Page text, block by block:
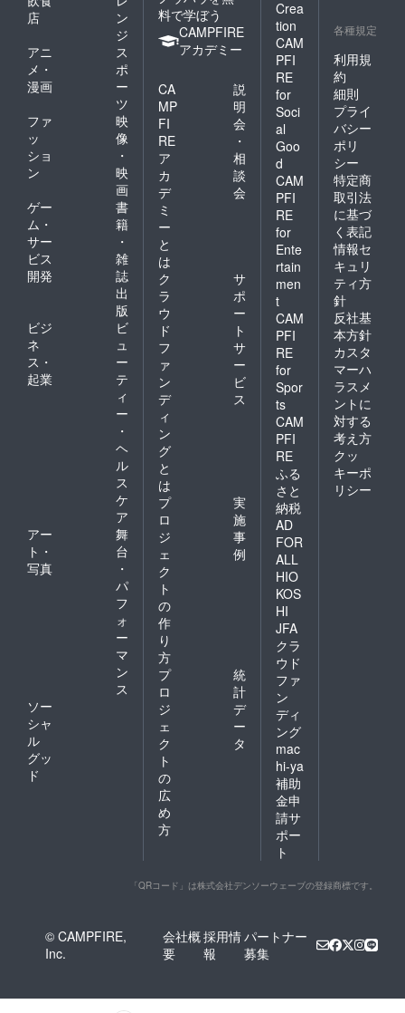
店
ン
ジ
アニ
メ・
漫画
ス
ポ
ー
ツ
ファ
ッ
ショ
ン
映
像
・
映
画
ゲー
ム・
サー
ビス
開発
書
籍
・
雑
誌
出
版
ビジ
ネ
ス・
起業
ビ
ュ
ー
テ
ィ
ー
・
ヘ
ル
ス
ケ
ア
アー
ト・
写真
舞
台
・
パ
フ
ォ
ー
マ
ン
ス
ソー
シャ
ル
グッ
ド
料で学ぼう
CAMPFIRE
アカデミー
CA
MP
FI
RE
ア
カ
デ
ミ
ー
と
は
説
明
会
・
相
談
会
ク
ラ
ウ
ド
フ
ァ
ン
デ
ィ
ン
グ
と
は
サ
ポ
ー
ト
サ
ー
ビ
ス
プ
ロ
ジ
ェ
ク
ト
の
作
り
方
実
施
事
例
プ
ロ
ジ
ェ
ク
ト
の
広
め
方
統
計
デ
ー
タ
Crea
tion
CAM
PFI
RE
for
Soci
al
Goo
d
CAM
PFI
RE
for
Ente
rtain
men
t
CAM
PFI
RE
for
Spor
ts
CAM
PFI
RE
ふる
さと
納税
AD
FOR
ALL
HIO
KOS
HI
JFA
クラ
ウド
ファ
ン
ディ
ング
mac
hi-ya
補助
金申
請サ
ポー
ト
各種規定
利用規
約
細則
プライ
バシー
ポリ
シー
特定商
取引法
に基づ
く表記
情報セ
キュリ
ティ方
針
反社基
本方針
カスタ
マーハ
ラスメ
ントに
対する
考え方
クッ
キーポ
リシー
「QRコード」は株式会社デンソーウェーブの登録商標です。
© CAMPFIRE,
Inc.
会社概
要
採用情
報
パートナー
募集